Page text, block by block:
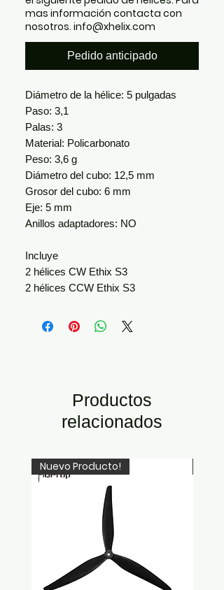
mas información contacta con
nosotros. info@xhelix.com
Pedido anticipado
Diámetro de la hélice: 5 pulgadas
Paso: 3,1
Palas: 3
Material: Policarbonato
Peso: 3,6 g
Diámetro del cubo: 12,5 mm
Grosor del cubo: 6 mm
Eje: 5 mm
Anillos adaptadores: NO
Incluye
2 hélices CW Ethix S3
2 hélices CCW Ethix S3
Productos
relacionados
Nuevo Producto!